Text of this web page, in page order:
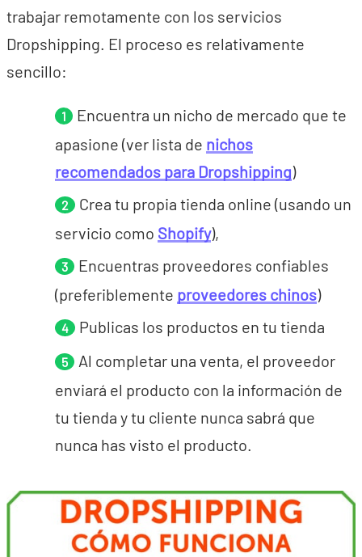
trabajar remotamente con los servicios
Dropshipping. El proceso es relativamente
sencillo:
Encuentra un nicho de mercado que te
apasione (ver lista de nichos
recomendados para Dropshipping)
Crea tu propia tienda online (usando un
servicio como Shopify),
Encuentras proveedores confiables
(preferiblemente proveedores chinos)
Publicas los productos en tu tienda
Al completar una venta, el proveedor
enviará el producto con la información de
tu tienda y tu cliente nunca sabrá que
nunca has visto el producto.